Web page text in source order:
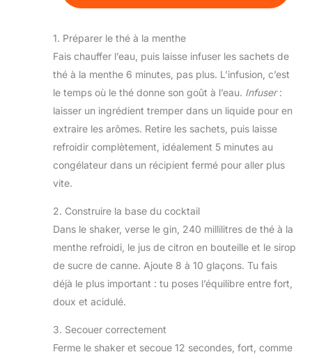
1. Préparer le thé à la menthe
Fais chauffer l’eau, puis laisse infuser les sachets de
thé à la menthe 6 minutes, pas plus. L’infusion, c’est
le temps où le thé donne son goût à l’eau. Infuser:
laisser un ingrédient tremper dans un liquide pour en
extraire les arômes. Retire les sachets, puis laisse
refroidir complètement, idéalement 5 minutes au
congélateur dans un récipient fermé pour aller plus
vite.
2. Construire la base du cocktail
Dans le shaker, verse le gin, 240 millilitres de thé à la
menthe refroidi, le jus de citron en bouteille et le sirop
de sucre de canne. Ajoute 8 à 10 glaçons. Tu fais
déjà le plus important : tu poses l’équilibre entre fort,
doux et acidulé.
3. Secouer correctement
Ferme le shaker et secoue 12 secondes, fort, comme